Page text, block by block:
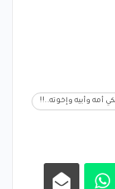
أمه وأبيه وإخوته..!!